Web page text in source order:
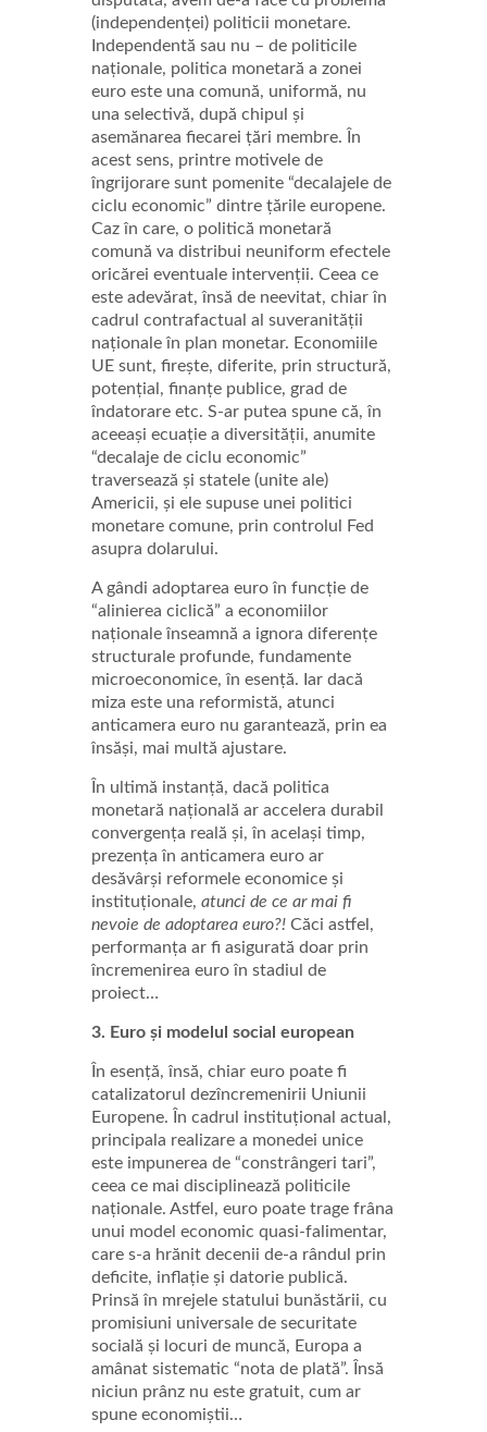
(independenței) politicii monetare.
Independentă sau nu – de politicile
naționale, politica monetară a zonei
euro este una comună, uniformă, nu
una selectivă, după chipul și
asemănarea fiecarei țări membre. În
acest sens, printre motivele de
îngrijorare sunt pomenite “decalajele de
ciclu economic” dintre țările europene.
Caz în care, o politică monetară
comună va distribui neuniform efectele
oricărei eventuale intervenții. Ceea ce
este adevărat, însă de neevitat, chiar în
cadrul contrafactual al suveranității
naționale în plan monetar. Economiile
UE sunt, firește, diferite, prin structură,
potențial, finanțe publice, grad de
îndatorare etc. S-ar putea spune că, în
aceeași ecuație a diversității, anumite
“decalaje de ciclu economic”
traversează și statele (unite ale)
Americii, și ele supuse unei politici
monetare comune, prin controlul Fed
asupra dolarului.
A gândi adoptarea euro în funcție de
“alinierea ciclică” a economiilor
naționale înseamnă a ignora diferențe
structurale profunde, fundamente
microeconomice, în esență. Iar dacă
miza este una reformistă, atunci
anticamera euro nu garantează, prin ea
însăși, mai multă ajustare.
În ultimă instanță, dacă politica
monetară națională ar accelera durabil
convergența reală și, în același timp,
prezența în anticamera euro ar
desăvârși reformele economice și
instituționale, atunci de ce ar mai fi
nevoie de adoptarea euro?! Căci astfel,
performanța ar fi asigurată doar prin
încremenirea euro în stadiul de
proiect…
3. Euro și modelul social european
În esență, însă, chiar euro poate fi
catalizatorul dezîncremenirii Uniunii
Europene. În cadrul instituțional actual,
principala realizare a monedei unice
este impunerea de “constrângeri tari”,
ceea ce mai disciplinează politicile
naționale. Astfel, euro poate trage frâna
unui model economic quasi-falimentar,
care s-a hrănit decenii de-a rândul prin
deficite, inflație și datorie publică.
Prinsă în mrejele statului bunăstării, cu
promisiuni universale de securitate
socială și locuri de muncă, Europa a
amânat sistematic “nota de plată”. Însă
niciun prânz nu este gratuit, cum ar
spune economiștii…